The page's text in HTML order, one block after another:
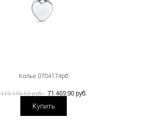
Колье 0704174рб
119 116.50 руб. 71 469.90 руб.
Купить